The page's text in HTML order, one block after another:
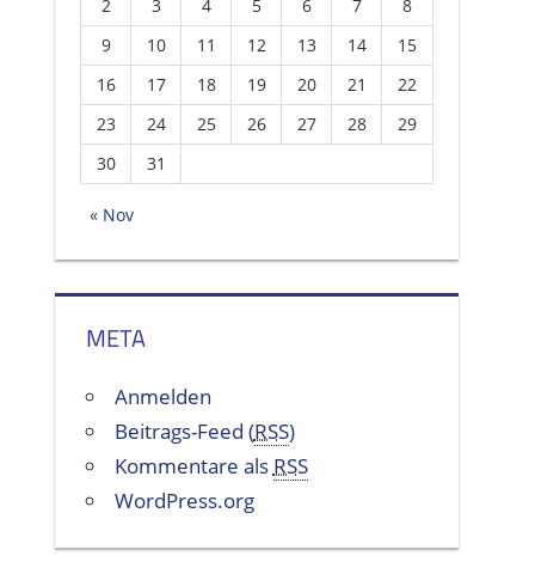
« Nov
2
3 4 5 6 7
8
9
10 11 12 13 14
15
16
17 18 19 20 21
22
23
24 25 26 27 28
29
30
31
META
Anmelden
Beitrags-Feed (RSS)
Kommentare als RSS
WordPress.org